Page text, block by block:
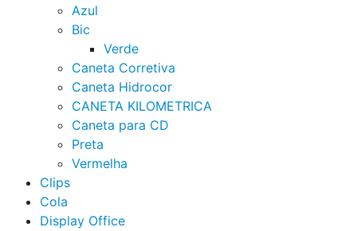
Azul
Bic
Verde
Caneta Corretiva
Caneta Hidrocor
CANETA KILOMETRICA
Caneta para CD
Preta
Vermelha
Clips
Cola
Display Office